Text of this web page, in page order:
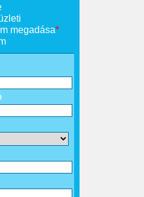
megadása*